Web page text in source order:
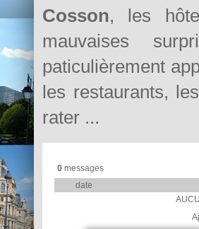
Cosson, les
mauvaises
paticulièrement
les restaurants,
rater ...
0messages
date